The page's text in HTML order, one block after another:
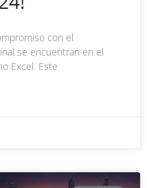
con el
se encuentran en el
Excel. Este